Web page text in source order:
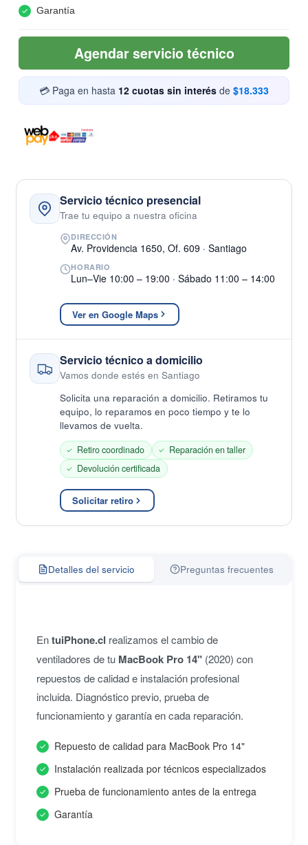
Garantía
Agendar servicio técnico
💳 Paga en hasta 12 cuotas sin interés de $18.333
Servicio técnico presencial
Trae tu equipo a nuestra oficina
DIRECCIÓN
Av. Providencia 1650, Of. 609 · Santiago
HORARIO
Lun–Vie 10:00 – 19:00 · Sábado 11:00 – 14:00
Ver en Google Maps
Servicio técnico a domicilio
Vamos donde estés en Santiago
Solicita una reparación a domicilio. Retiramos tu
equipo, lo reparamos en poco tiempo y te lo
llevamos de vuelta.
Retiro coordinado
Reparación en taller
Devolución certificada
Solicitar retiro
Detalles del servicio Preguntas frecuentes
EntuiPhone.cl realizamos el cambio de
ventiladores de tu MacBook Pro 14"(2020) con
repuestos de calidad e instalación profesional
incluida. Diagnóstico previo, prueba de
funcionamiento y garantía en cada reparación.
Repuesto de calidad para MacBook Pro 14"
Instalación realizada por técnicos especializados
Prueba de funcionamiento antes de la entrega
Garantía